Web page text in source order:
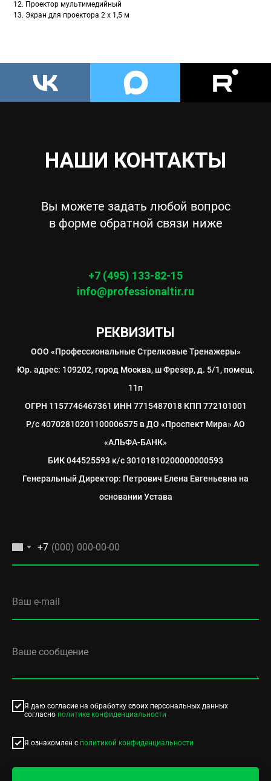
Проектор мультимедийный
Экран для проектора 2 x 1,5 м
НАШИ КОНТАКТЫ
Вы можете задать любой вопрос
в форме обратной связи ниже
+7 (495) 133-82-15
info@professionaltir.ru
РЕКВИЗИТЫ
ООО «Профессиональные Стрелковые Тренажеры»
Юр. адрес: 109202, город Москва, ш Фрезер, д. 5/1, помещ.
11п
ОГРН 1157746467361 ИНН 7715487018 КПП 772101001
Р/с 40702810201100006575 в ДО «Проспект Мира» АО
«АЛЬФА-БАНК»
БИК 044525593 к/с 30101810200000000593
Генеральный Директор: Петрович Елена Евгеньевна на
основании Устава
+7
Я даю согласие на обработку своих персональных данных
согласно политике конфиденциальности
Я ознакомлен с политикой конфиденциальности